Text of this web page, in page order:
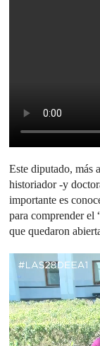
Este diputado, más
historiador -y
importante es
para comprender el
que quedaron